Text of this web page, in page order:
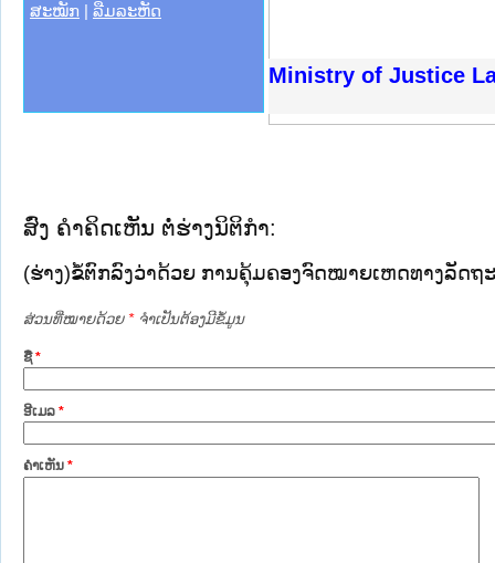
ສະໝັກ ລືມລະຫັດ
Ministry of Justice
າຊົນ ພາກເໜືອ
ການ
ກາງ
ໃຕ້
ຕຳຫຼວດປະຊາຊົນ
ສັນຕິບານປະຊາຊົນ
ກເໜືອ
າຊົນ ພາກກາງ
ສົ່ງ ຄໍາຄິດເຫັນ ຕໍ່ຮ່າງນິຕິກໍາ:
(ຮ່າງ)ຂໍ້ຕົກລົງວ່າດ້ວຍ ການຄຸ້ມຄອງຈົດໝາຍເຫດທາງລັດຖ
ສ່ວນທີ່ໝາຍດ້ວຍ *ຈໍາເປັນຕ້ອງມີຂໍ້ມູນ
ຊື່*
ອີເມລ *
ຄໍາເຫັນ *